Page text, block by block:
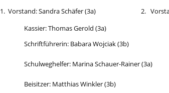
1. Vorstand: Sandra Schäfer (3a) 2. Vorst
Kassier: Thomas Gerold (3a)
Schriftführerin: Babara Wojciak (3b)
Schulweghelfer: Marina Schauer-Rainer (3a)
Beisitzer: Matthias Winkler (3b)